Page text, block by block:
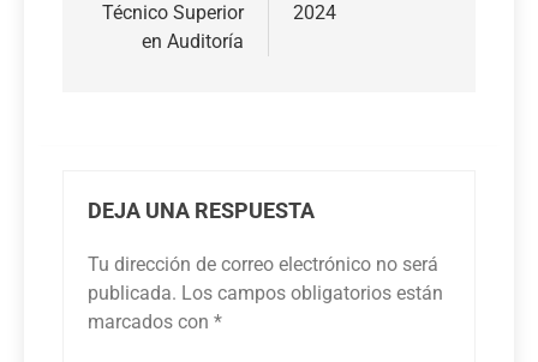
Técnico Superior
en Auditoría
2024
DEJA UNA RESPUESTA
Tu dirección de correo electrónico no será
publicada. Los campos obligatorios están
marcados con *